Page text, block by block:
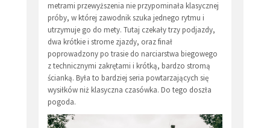
metrami przewyższenia nie przypominała klasycznej
próby, w której zawodnik szuka jednego rytmu i
utrzymuje go do mety. Tutaj czekały trzy podjazdy,
dwa krótkie i strome zjazdy, oraz finał
poprowadzony po trasie do narciarstwa biegowego
z technicznymi zakrętami i krótką, bardzo stromą
ścianką. Była to bardziej seria powtarzających się
wysiłków niż klasyczna czasówka. Do tego doszła
pogoda.